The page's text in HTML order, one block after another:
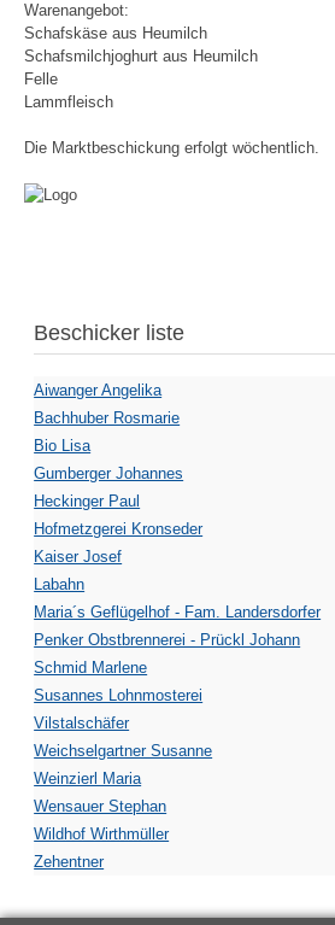
Warenangebot:
Schafskäse aus Heumilch
Schafsmilchjoghurt aus Heumilch
Felle
Lammfleisch
Die Marktbeschickung erfolgt wöchentlich.
Beschicker liste
Aiwanger Angelika
Bachhuber Rosmarie
Bio Lisa
Gumberger Johannes
Heckinger Paul
Hofmetzgerei Kronseder
Kaiser Josef
Labahn
Maria´s Geflügelhof - Fam. Landersdorfer
Penker Obstbrennerei - Prückl Johann
Schmid Marlene
Susannes Lohnmosterei
Vilstalschäfer
Weichselgartner Susanne
Weinzierl Maria
Wensauer Stephan
Wildhof Wirthmüller
Zehentner